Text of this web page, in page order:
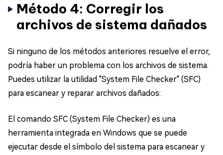
Método 4: Corregir los
archivos de sistema dañados
Si ninguno de los métodos anteriores resuelve el error,
podría haber un problema con los archivos de sistema.
Puedes utilizar la utilidad "System File Checker" (SFC)
para escanear y reparar archivos dañados:
El comando SFC (System File Checker) es una
herramienta integrada en Windows que se puede
ejecutar desde el símbolo del sistema para escanear y